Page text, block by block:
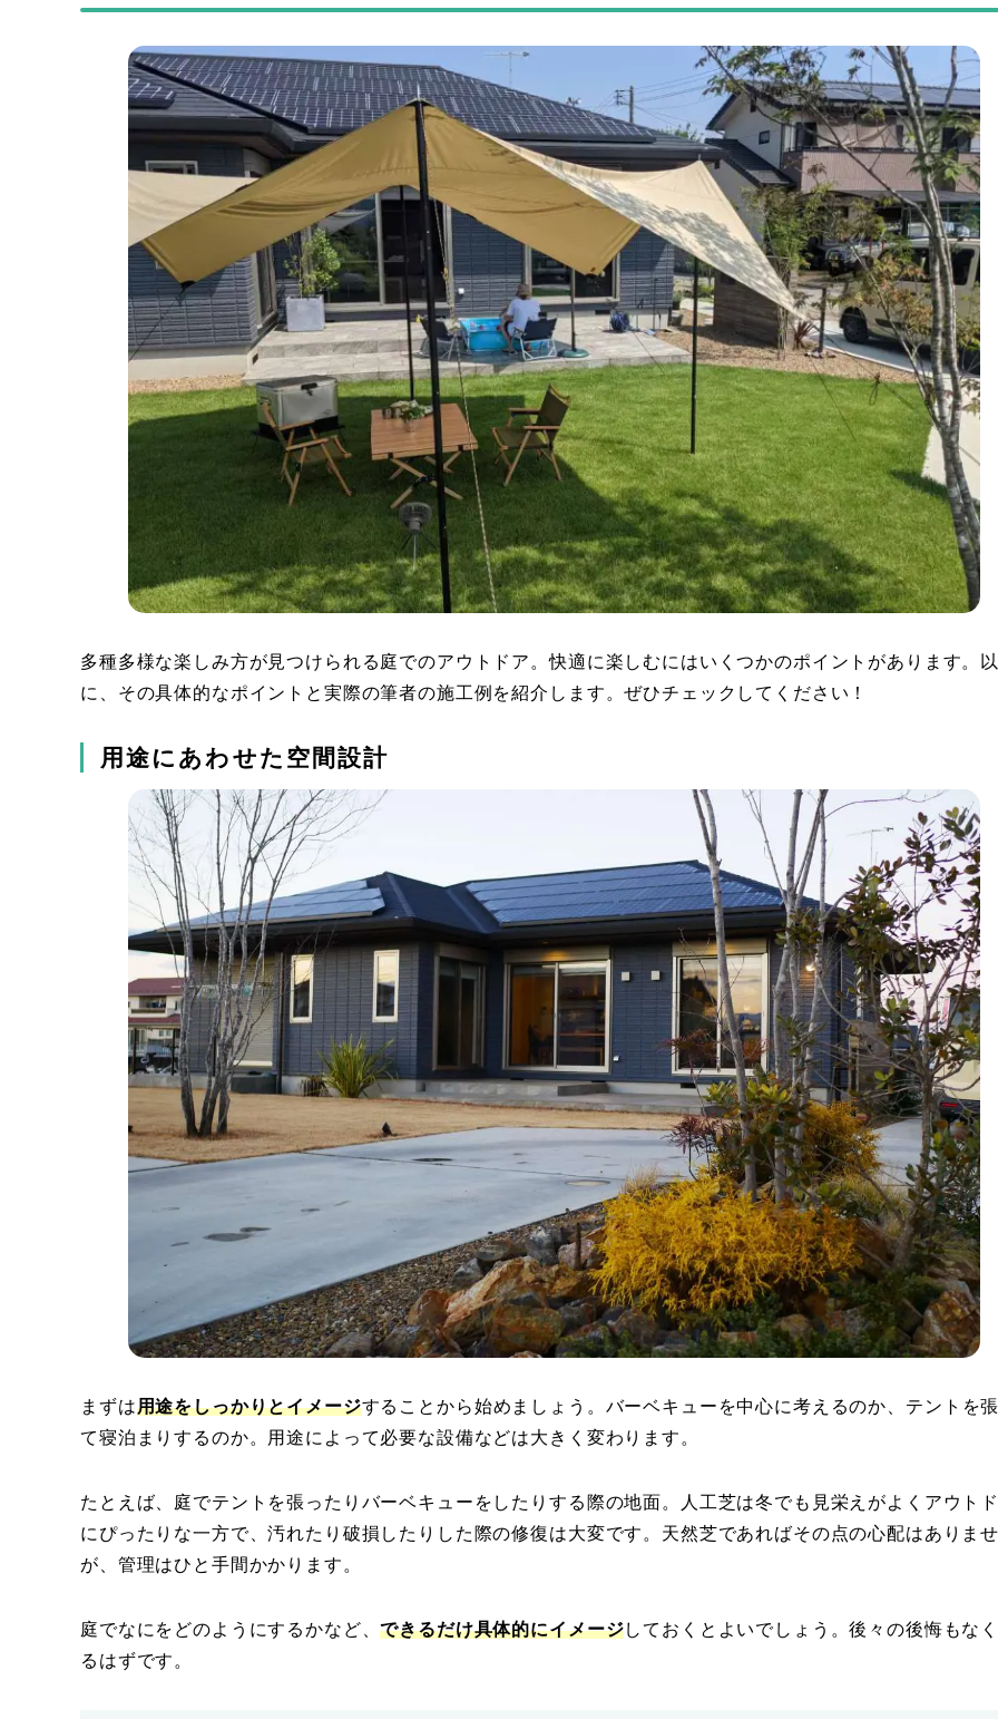
多種多様な楽しみ方が見つけられる庭でのアウトドア。快適に楽しむにはいくつかのポイントがあります。
に、その具体的なポイントと実際の筆者の施工例を紹介します。ぜひチェックしてください！
用途にあわせた空間設計
まずは用途をしっかりとイメージすることから始めましょう。バーベキューを中心に考えるのか、テントを
て寝泊まりするのか。用途によって必要な設備などは大きく変わります。
たとえば、庭でテントを張ったりバーベキューをしたりする際の地面。人工芝は冬でも見栄えがよくアウト
にぴったりな一方で、汚れたり破損したりした際の修復は大変です。天然芝であればその点の心配はありま
が、管理はひと手間かかります。
庭でなにをどのようにするかなど、できるだけ具体的にイメージしておくとよいでしょう。後々の後悔もな
るはずです。